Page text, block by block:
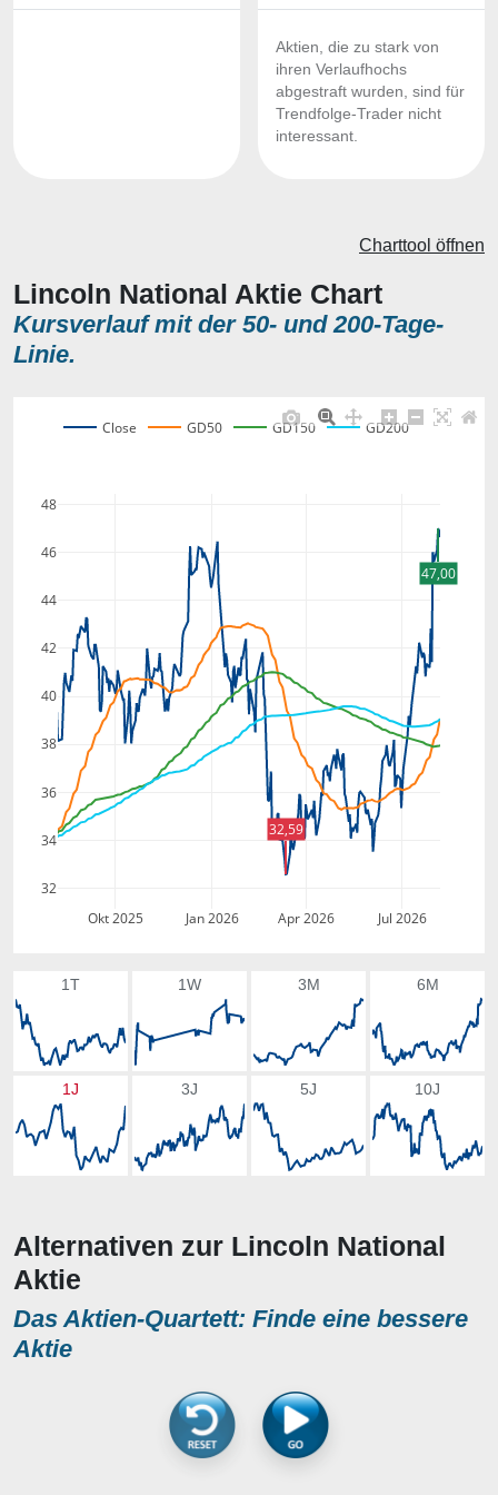
Aktien, die zu stark von
ihren Verlaufhochs
abgestraft wurden, sind für
Trendfolge-Trader nicht
interessant.
Lincoln National Aktie Chart
Kursverlauf mit der 50- und 200-Tage-
Linie.
Charttool öffnen
Okt 2025 Jan 2026 Apr 2026 Jul 2026
32
34
36
38
40
42
44
46
48
Close GD50 GD150 GD200
47,00
32,59
1T 1W 3M 6M
1J 3J 5J 10J
Alternativen zur Lincoln National
Aktie
Das Aktien-Quartett: Finde eine bessere
Aktie